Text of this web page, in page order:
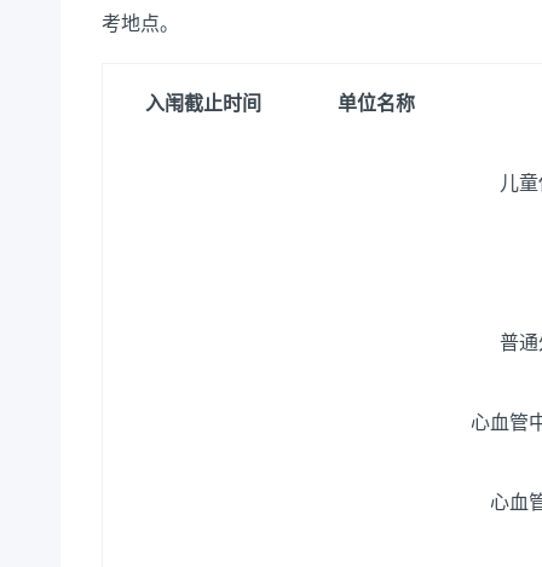
考地点。
入闱截止时间 单位名称
儿
普
心血管
心血